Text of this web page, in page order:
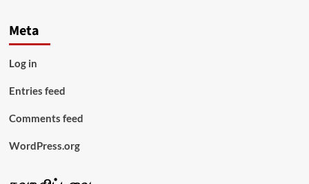
Meta
Log in
Entries feed
Comments feed
WordPress.org